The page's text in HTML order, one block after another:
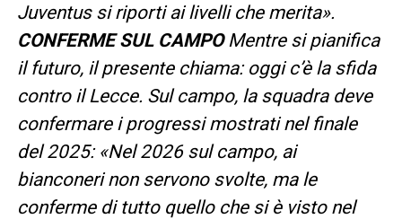
Juventus si riporti ai livelli che merita».
CONFERME SUL CAMPOMentre si pianifica
il futuro, il presente chiama: oggi c’è la sfida
contro il Lecce. Sul campo, la squadra deve
confermare i progressi mostrati nel finale
del 2025: «Nel 2026 sul campo, ai
bianconeri non servono svolte, ma le
conferme di tutto quello che si è visto nel